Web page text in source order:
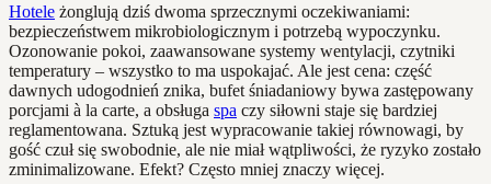
Hotele żonglują dziś dwoma sprzecznymi oczekiwaniami:
bezpieczeństwem mikrobiologicznym i potrzebą wypoczynku.
Ozonowanie pokoi, zaawansowane systemy wentylacji, czytniki
temperatury – wszystko to ma uspokajać. Ale jest cena: część
dawnych udogodnień znika, bufet śniadaniowy bywa zastępowany
porcjami à la carte, a obsługa spa czy siłowni staje się bardziej
reglamentowana. Sztuką jest wypracowanie takiej równowagi, by
gość czuł się swobodnie, ale nie miał wątpliwości, że ryzyko zostało
zminimalizowane. Efekt? Często mniej znaczy więcej.